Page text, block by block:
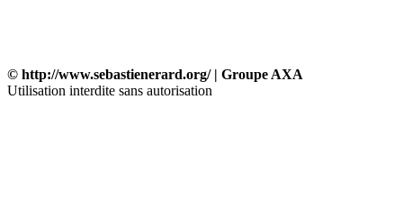
© http://www.sebastienerard.org/ | Groupe AXA
Utilisation interdite sans autorisation